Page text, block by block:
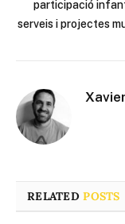
participació
serveis i projectes
RELATEDPOSTS